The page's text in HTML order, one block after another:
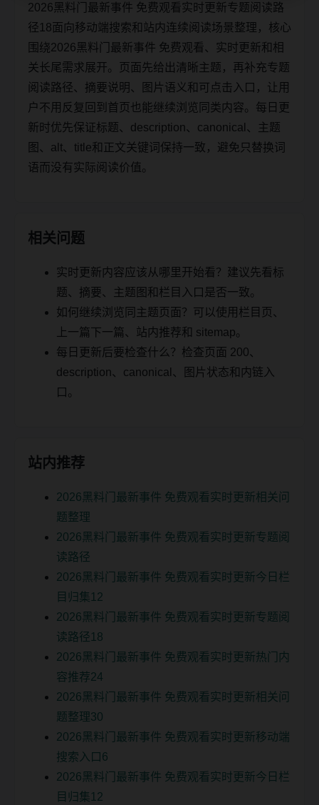
2026黑料门最新事件 免费观看实时更新专题阅读路
径18面向移动端搜索和站内连续阅读场景整理，核心
围绕2026黑料门最新事件 免费观看、实时更新和相
关长尾需求展开。页面先给出清晰主题，再补充专题
阅读路径、摘要说明、图片语义和可点击入口，让用
户不用反复回到首页也能继续浏览同类内容。每日更
新时优先保证标题、description、canonical、主题
图、alt、title和正文关键词保持一致，避免只替换词
语而没有实际阅读价值。
相关问题
实时更新内容应该从哪里开始看？建议先看标
题、摘要、主题图和栏目入口是否一致。
如何继续浏览同主题页面？可以使用栏目页、
上一篇下一篇、站内推荐和 sitemap。
每日更新后要检查什么？检查页面 200、
description、canonical、图片状态和内链入
口。
站内推荐
2026黑料门最新事件 免费观看实时更新相关问
题整理
2026黑料门最新事件 免费观看实时更新专题阅
读路径
2026黑料门最新事件 免费观看实时更新今日栏
目归集12
2026黑料门最新事件 免费观看实时更新专题阅
读路径18
2026黑料门最新事件 免费观看实时更新热门内
容推荐24
2026黑料门最新事件 免费观看实时更新相关问
题整理30
2026黑料门最新事件 免费观看实时更新移动端
搜索入口6
2026黑料门最新事件 免费观看实时更新今日栏
目归集12